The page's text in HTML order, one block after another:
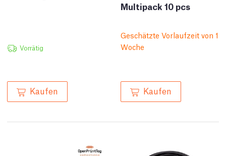
Vorrätig
Kaufen
Multipack 10 pcs
Geschätzte Vorlaufzeit von 1
Woche
Kaufen